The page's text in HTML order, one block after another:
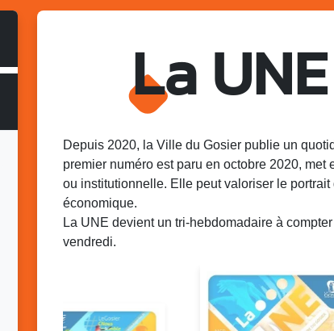
La
Depuis 2020, la Ville du Gosier publie un
premier numéro est paru en octobre 2020,
ou institutionnelle. Elle peut valoriser le portrait
économique.
La UNE devient un tri-hebdomadaire à
vendredi.